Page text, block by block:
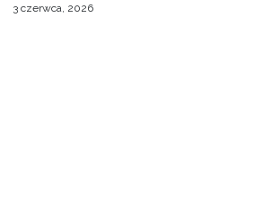
3 czerwca, 2026